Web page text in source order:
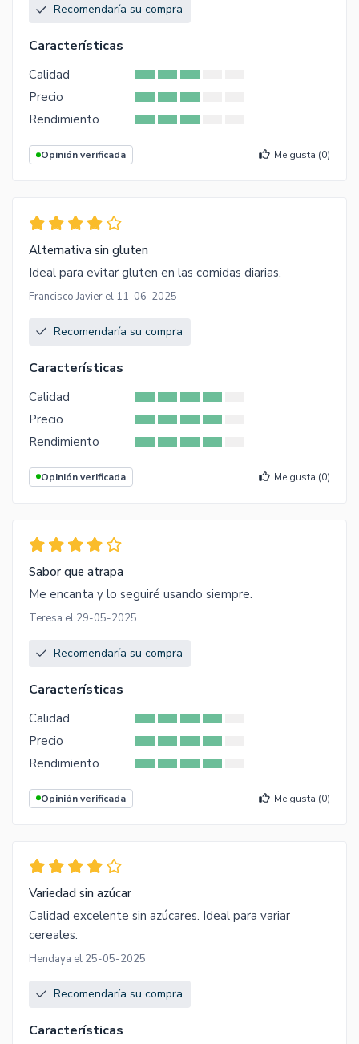
Recomendaría su compra
Características
Calidad
Precio
Rendimiento
Opinión verificada Me gusta (0)
Alternativa sin gluten
Ideal para evitar gluten en las comidas diarias.
Francisco Javier el 11-06-2025
Recomendaría su compra
Características
Calidad
Precio
Rendimiento
Opinión verificada Me gusta (0)
Sabor que atrapa
Me encanta y lo seguiré usando siempre.
Teresa el 29-05-2025
Recomendaría su compra
Características
Calidad
Precio
Rendimiento
Opinión verificada Me gusta (0)
Variedad sin azúcar
Calidad excelente sin azúcares. Ideal para variar
cereales.
Hendaya el 25-05-2025
Recomendaría su compra
Características